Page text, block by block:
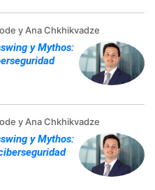
y Ana Chkhikvadze
y Mythos:
y Ana Chkhikvadze
y Mythos: